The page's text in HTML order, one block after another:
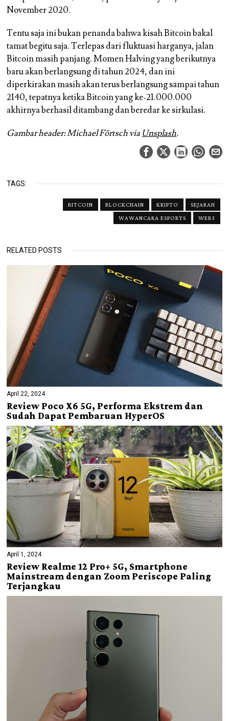
November 2020.
Tentu saja ini bukan penanda bahwa kisah Bitcoin bakal
tamat begitu saja. Terlepas dari fluktuasi harganya, jalan
Bitcoin masih panjang. Momen Halving yang berikutnya
baru akan berlangsung di tahun 2024, dan ini
diperkirakan masih akan terus berlangsung sampai tahun
2140, tepatnya ketika Bitcoin yang ke-21.000.000
akhirnya berhasil ditambang dan beredar ke sirkulasi.
Gambar header: Michael Förtsch viaUnsplash.
TAGS:
BITCOIN BLOCKCHAIN KRIPTO
SEJARAH
WAWANCARA ESPORTS
WEB3
RELATED POSTS
April 22, 2024
Review Poco X6 5G, Performa Ekstrem dan
Sudah Dapat Pembaruan HyperOS
April 1, 2024
Review Realme 12 Pro+ 5G, Smartphone
Mainstream dengan Zoom Periscope Paling
Terjangkau